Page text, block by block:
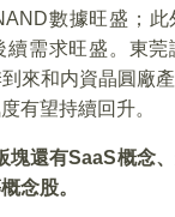
數據旺盛；
續需求旺盛。東
來和内資晶圓廠
有望持續回升。
塊還有SaaS概念
念股。